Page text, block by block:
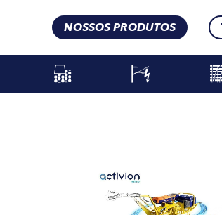
NOSSOS PRODUTOS